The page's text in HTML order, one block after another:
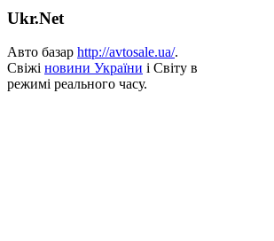
Ukr.Net
Авто базар http://avtosale.ua/.
Свіжі новини України і Світу в
режимі реального часу.